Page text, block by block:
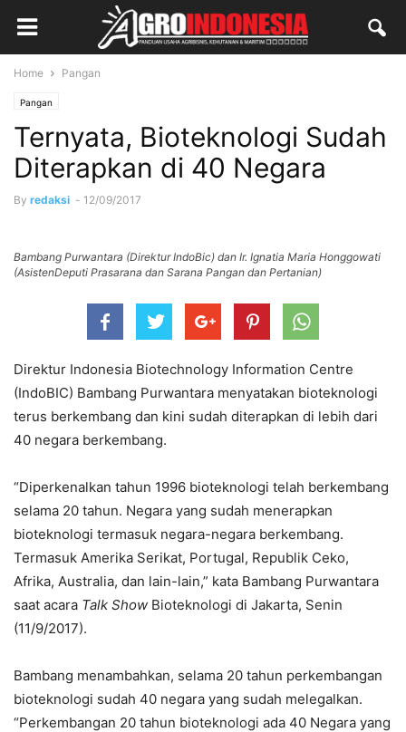
Home Pangan
Pangan
Ternyata, Bioteknologi Sudah
Diterapkan di 40 Negara
By redaksi - 12/09/2017
Bambang Purwantara (Direktur IndoBic) dan Ir. Ignatia Maria Honggowati
(AsistenDeputi Prasarana dan Sarana Pangan dan Pertanian)
Direktur Indonesia Biotechnology Information Centre
(IndoBIC) Bambang Purwantara menyatakan bioteknologi
terus berkembang dan kini sudah diterapkan di lebih dari
40 negara berkembang.
“Diperkenalkan tahun 1996 bioteknologi telah berkembang
selama 20 tahun. Negara yang sudah menerapkan
bioteknologi termasuk negara-negara berkembang.
Termasuk Amerika Serikat, Portugal, Republik Ceko,
Afrika, Australia, dan lain-lain,” kata Bambang Purwantara
saat acara Talk Show Bioteknologi di Jakarta, Senin
(11/9/2017).
Bambang menambahkan, selama 20 tahun perkembangan
bioteknologi sudah 40 negara yang sudah melegalkan.
“Perkembangan 20 tahun bioteknologi ada 40 Negara yang